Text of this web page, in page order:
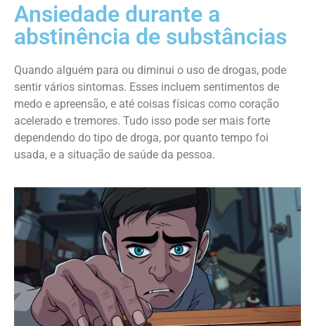
Ansiedade durante a
abstinência de substâncias
Quando alguém para ou diminui o uso de drogas, pode
sentir vários sintomas. Esses incluem sentimentos de
medo e apreensão, e até coisas físicas como coração
acelerado e tremores. Tudo isso pode ser mais forte
dependendo do tipo de droga, por quanto tempo foi
usada, e a situação de saúde da pessoa.